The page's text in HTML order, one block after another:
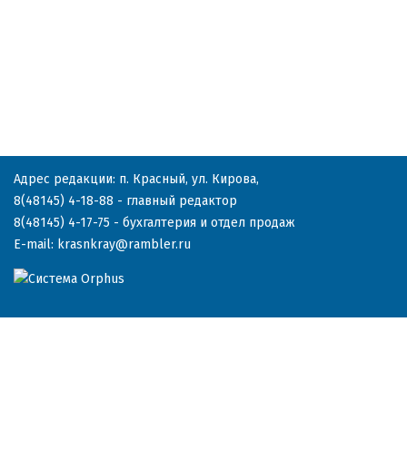
Адрес редакции: п. Красный, ул. Кирова,
8(48145) 4-18-88 - главный редактор
8(48145) 4-17-75 - бухгалтерия и отдел продаж
E-mail: krasnkray@rambler.ru